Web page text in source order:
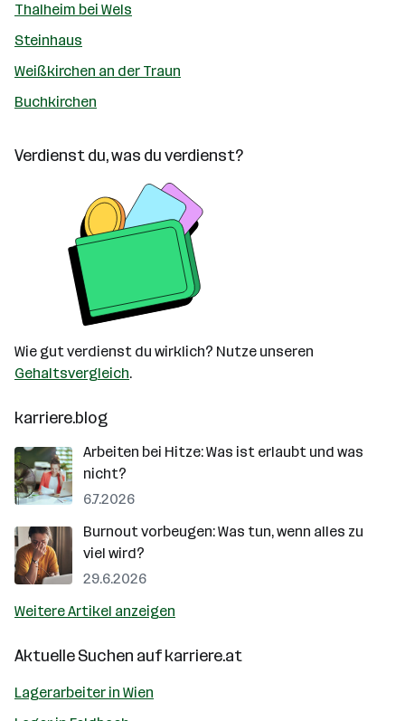
Thalheim bei Wels
Steinhaus
Weißkirchen an der Traun
Buchkirchen
Verdienst du, was du verdienst?
Wie gut verdienst du wirklich? Nutze unseren
Gehaltsvergleich.
karriere.blog
Arbeiten bei Hitze: Was ist erlaubt und was
nicht?
6.7.2026
Burnout vorbeugen: Was tun, wenn alles zu
viel wird?
29.6.2026
Weitere Artikel anzeigen
Aktuelle Suchen aufkarriere.at
Lagerarbeiter in Wien